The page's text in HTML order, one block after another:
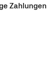
Zahlungen